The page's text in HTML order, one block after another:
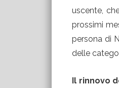
uscente,
prossimi
persona di
delle
Il rinnovo